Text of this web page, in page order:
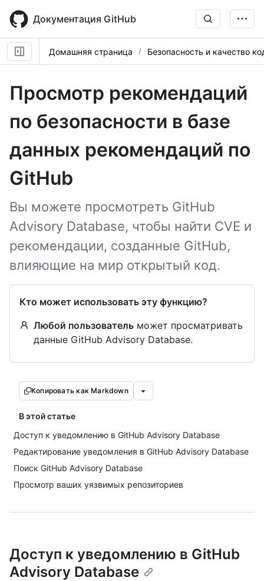
main
content
Документация GitHub
Домашняя страница Безопасность и качество
Просмотр рекомендаций
по безопасности в базе
данных рекомендаций по
GitHub
Вы можете просмотреть GitHub
Advisory Database, чтобы найти CVE и
рекомендации, созданные GitHub,
влияющие на мир открытый код.
Кто может использовать эту функцию?
Любой пользователь может просматривать
данные GitHub Advisory Database.
Копировать как Markdown
В этой статье
Доступ к уведомлению в GitHub Advisory Database
Редактирование уведомления в GitHub Advisory Database
Поиск GitHub Advisory Database
Просмотр ваших уязвимых репозиториев
Доступ к уведомлению в GitHub
Advisory Database